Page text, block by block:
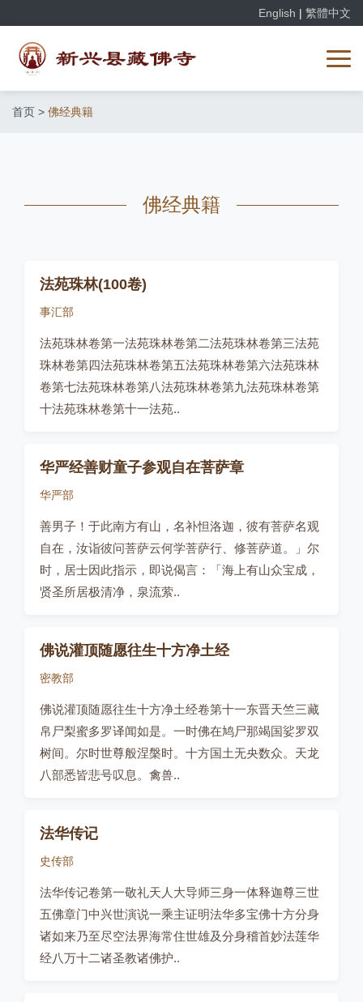
English | 繁體中文
首页 > 佛经典籍
佛经典籍
法苑珠林(100卷)
事汇部
法苑珠林卷第一法苑珠林卷第二法苑珠林卷第三法苑
珠林卷第四法苑珠林卷第五法苑珠林卷第六法苑珠林
卷第七法苑珠林卷第八法苑珠林卷第九法苑珠林卷第
十法苑珠林卷第十一法苑..
华严经善财童子参观自在菩萨章
华严部
善男子！于此南方有山，名补怛洛迦，彼有菩萨名观
自在，汝诣彼问菩萨云何学菩萨行、修菩萨道。」尔
时，居士因此指示，即说偈言：「海上有山众宝成，
贤圣所居极清净，泉流萦..
佛说灌顶随愿往生十方净土经
密教部
佛说灌顶随愿往生十方净土经卷第十一东晋天竺三藏
帛尸梨蜜多罗译闻如是。一时佛在鸠尸那竭国娑罗双
树间。尔时世尊般涅槃时。十方国土无央数众。天龙
八部悉皆悲号叹息。禽兽..
法华传记
史传部
法华传记卷第一敬礼天人大导师三身一体释迦尊三世
五佛章门中兴世演说一乘主证明法华多宝佛十方分身
诸如来乃至尽空法界海常住世雄及分身稽首妙法莲华
经八万十二诸圣教诸佛护..